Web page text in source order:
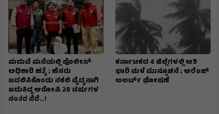
ಮದುವೆ ಮನೆಯಲ್ಲಿ ಪೊಲೀಸ್
ಅಧಿಕಾರಿ ಹತ್ಯೆ ; ಹೆಸರು
ಬದಲಿಸಿಕೊಂಡು ನಕಲಿ ವೈದ್ಯನಾಗಿ
ಬದುಕಿದ್ದ ಆರೋಪಿ 28 ವರ್ಷಗಳ
ನಂತರ ಸೆರೆ…!
ಕರ್ನಾಟಕದ 4 ಜಿಲ್ಲೆಗಳಲ್ಲಿ ಅತಿ
ಭಾರಿ ಮಳೆ ಮುನ್ಸೂಚನೆ ; ಆರೆಂಜ್‌
ಅಲರ್ಟ್‌ ಘೋಷಣೆ